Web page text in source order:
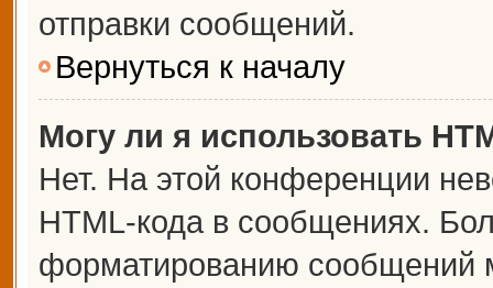
отправки сообщений.
Вернуться к началу
Могу ли я использовать
Нет. На этой конференции
HTML-кода в сообщениях.
форматированию сообщений